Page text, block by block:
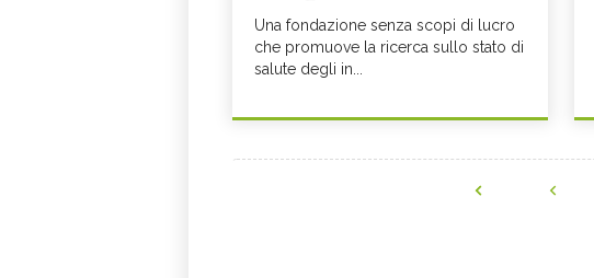
Una fondazione senza scopi di lucro
che promuove la ricerca sullo stato di
salute degli in...